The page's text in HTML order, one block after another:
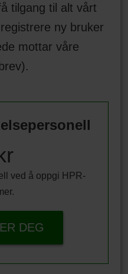
tilgang til alt vårt
ny bruker
mottar våre
ved å oppgi HPR-
DEG